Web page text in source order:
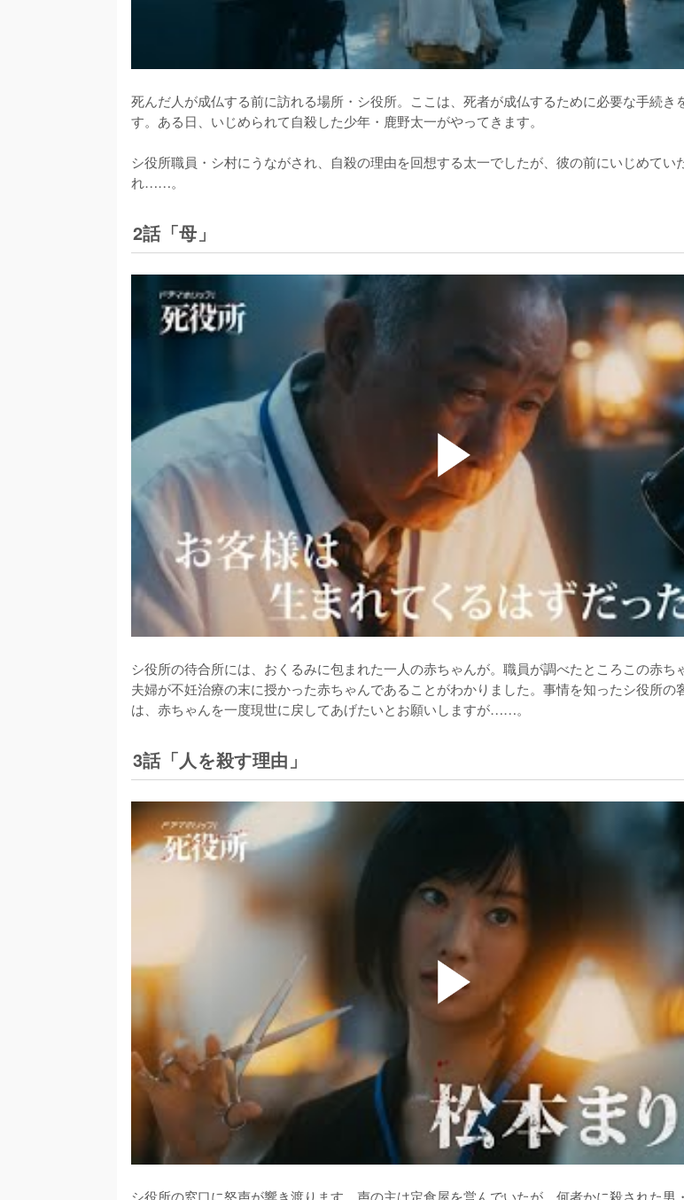
死んだ人が成仏する前に訪れる場所・シ役所。ここは、死者が成仏するために必要な手続き
す。ある日、いじめられて自殺した少年・鹿野太一がやってきます。
シ役所職員・シ村にうながされ、自殺の理由を回想する太一でしたが、彼の前にいじめてい
れ……。
2話「母」
シ役所の待合所には、おくるみに包まれた一人の赤ちゃんが。職員が調べたところこの赤ち
夫婦が不妊治療の末に授かった赤ちゃんであることがわかりました。事情を知ったシ役所の
は、赤ちゃんを一度現世に戻してあげたいとお願いしますが……。
3話「人を殺す理由」
シ役所の窓口に怒声が響き渡ります。声の主は定食屋を営んでいたが、何者かに殺された男